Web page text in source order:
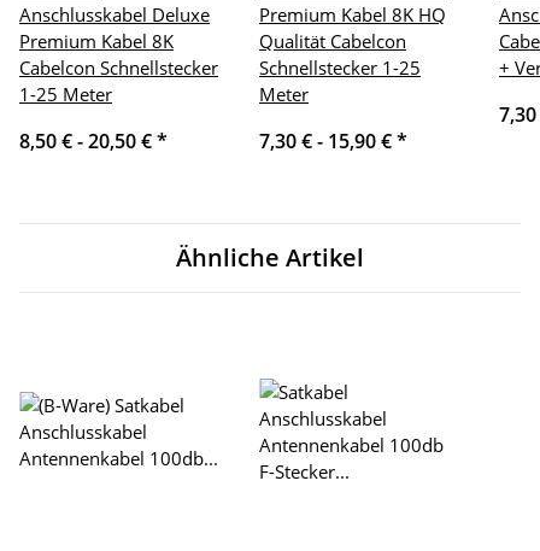
Anschlusskabel Deluxe
Premium Kabel 8K
Cabelcon Schnellstecker
1-25 Meter
8,50 € -20,50 €*
Premium Kabel 8K HQ
Qualität Cabelcon
Schnellstecker 1-25
Meter
7,30 € - 15,90 €*
+
Ähnliche Artikel